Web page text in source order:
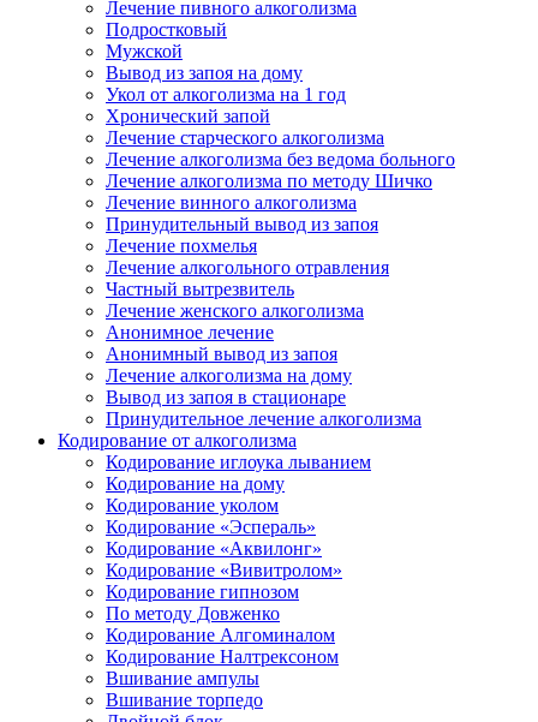
Лечение пивного алкоголизма
Подростковый
Мужской
Вывод из запоя на дому
Укол от алкоголизма на 1 год
Хронический запой
Лечение старческого алкоголизма
Лечение алкоголизма без ведома больного
Лечение алкоголизма по методу Шичко
Лечение винного алкоголизма
Принудительный вывод из запоя
Лечение похмелья
Лечение алкогольного отравления
Частный вытрезвитель
Лечение женского алкоголизма
Анонимное лечение
Анонимный вывод из запоя
Лечение алкоголизма на дому
Вывод из запоя в стационаре
Принудительное лечение алкоголизма
Кодирование от алкоголизма
Кодирование иглоука лыванием
Кодирование на дому
Кодирование уколом
Кодирование «Эспераль»
Кодирование «Аквилонг»
Кодирование «Вивитролом»
Кодирование гипнозом
По методу Довженко
Кодирование Алгоминалом
Кодирование Налтрексоном
Вшивание ампулы
Вшивание торпедо